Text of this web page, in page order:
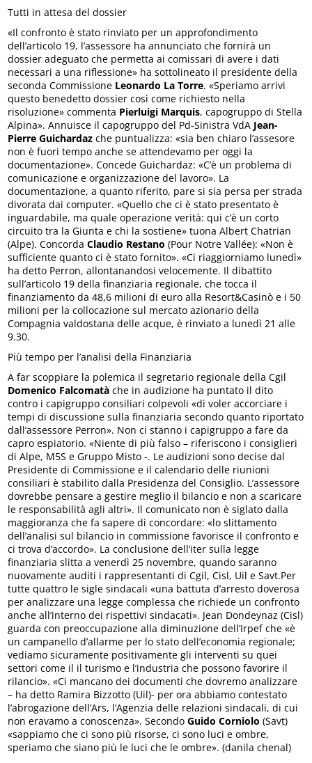
Tutti in attesa del dossier
«Il confronto è stato rinviato per un approfondimento
dell’articolo 19, l’assessore ha annunciato che fornirà un
dossier adeguato che permetta ai comissari di avere i dati
necessari a una riflessione» ha sottolineato il presidente della
seconda Commissione Leonardo La Torre. «Speriamo arrivi
questo benedetto dossier così come richiesto nella
risoluzione» commenta Pierluigi Marquis, capogruppo di Stella
Alpina». Annuisce il capogruppo del Pd-Sinistra VdA Jean-
Pierre Guichardaz che puntualizza: «sia ben chiaro l’assesore
non è fuori tempo anche se attendevamo per oggi la
documentazione». Concede Guichardaz: «C’è un problema di
comunicazione e organizzazione del lavoro». La
documentazione, a quanto riferito, pare si sia persa per strada
divorata dai computer. «Quello che ci è stato presentato è
inguardabile, ma quale operazione verità: qui c’è un corto
circuito tra la Giunta e chi la sostiene» tuona Albert Chatrian
(Alpe). ConcordaClaudio Restano (Pour Notre Vallée): «Non è
sufficiente quanto ci è stato fornito». «Ci riaggiorniamo lunedì»
ha detto Perron, allontanandosi velocemente. Il dibattito
sull’articolo 19 della finanziaria regionale, che tocca il
finanziamento da 48,6 milioni di euro alla Resort&Casinò e i 50
milioni per la collocazione sul mercato azionario della
Compagnia valdostana delle acque, è rinviato a lunedì 21 alle
9.30.
Più tempo per l’analisi della Finanziaria
A far scoppiare la polemica il segretario regionale della Cgil
Domenico Falcomatà che in audizione ha puntato il dito
contro i capigruppo consiliari colpevoli «di voler accorciare i
tempi di discussione sulla finanziaria secondo quanto riportato
dall’assessore Perron». Non ci stanno i capigruppo a fare da
capro espiatorio. «Niente di più falso – riferiscono i consiglieri
di Alpe, M5S e Gruppo Misto -. Le audizioni sono decise dal
Presidente di Commissione e il calendario delle riunioni
consiliari è stabilito dalla Presidenza del Consiglio. L’assessore
dovrebbe pensare a gestire meglio il bilancio e non a scaricare
le responsabilità agli altri». Il comunicato non è siglato dalla
maggioranza che fa sapere di concordare: «lo slittamento
dell’analisi sul bilancio in commissione favorisce il confronto e
ci trova d’accordo». La conclusione dell’iter sulla legge
finanziaria slitta a venerdì 25 novembre, quando saranno
nuovamente auditi i rappresentanti di Cgil, Cisl, Uil e Savt.Per
tutte quattro le sigle sindacali «una battuta d’arresto doverosa
per analizzare una legge complessa che richiede un confronto
anche all’interno dei rispettivi sindacati». Jean Dondeynaz (Cisl)
guarda con preoccupazione alla diminuzione dell’Irpef che «è
un campanello d’allarme per lo stato dell’economia regionale;
vediamo sicuramente positivamente gli interventi su quei
settori come il il turismo e l’industria che possono favorire il
rilancio». «Ci mancano dei documenti che dovremo analizzare
– ha detto Ramira Bizzotto (Uil)- per ora abbiamo contestato
l’abrogazione dell’Ars, l’Agenzia delle relazioni sindacali, di cui
non eravamo a conoscenza». Secondo Guido Corniolo (Savt)
«sappiamo che ci sono più risorse, ci sono luci e ombre,
speriamo che siano più le luci che le ombre». (danila chenal)